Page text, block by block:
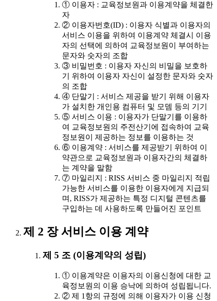
① 이용자 : 교육정보원과 이용계약을 체결한
자
② 이용자번호(ID) : 이용자 식별과 이용자의
서비스 이용을 위하여 이용계약 체결시 이용
자의 선택에 의하여 교육정보원이 부여하는
문자와 숫자의 조합
③ 비밀번호 : 이용자 자신의 비밀을 보호하
기 위하여 이용자 자신이 설정한 문자와 숫자
의 조합
④ 단말기 : 서비스 제공을 받기 위해 이용자
가 설치한 개인용 컴퓨터 및 모뎀 등의 기기
⑤ 서비스 이용 : 이용자가 단말기를 이용하
여 교육정보원의 주전산기에 접속하여 교육
정보원이 제공하는 정보를 이용하는 것
⑥ 이용계약 : 서비스를 제공받기 위하여 이
약관으로 교육정보원과 이용자간의 체결하
는 계약을 말함
⑦ 마일리지 : RISS 서비스 중 마일리지 적립
가능한 서비스를 이용한 이용자에게 지급되
며, RISS가 제공하는 특정 디지털 콘텐츠를
구입하는 데 사용하도록 만들어진 포인트
제 2 장 서비스 이용 계약
제 5 조 (이용계약의 성립)
① 이용계약은 이용자의 이용신청에 대한 교
육정보원의 이용 승낙에 의하여 성립됩니다.
② 제 1항의 규정에 의해 이용자가 이용 신청